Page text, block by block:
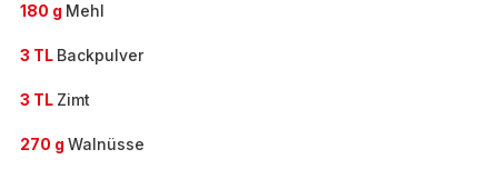
180 g Mehl
3 TL Backpulver
3 TL Zimt
270 g Walnüsse